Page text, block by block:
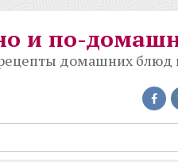
и по-
домашних блюд